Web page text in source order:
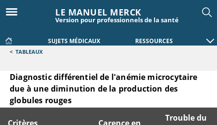
LE MANUEL MERCK
Version pour professionnels de la santé
SUJETS MÉDICAUX RESSOURCES
< TABLEAUX
Diagnostic différentiel de l'anémie microcytaire
due à une diminution de la production des
globules rouges
Trouble du